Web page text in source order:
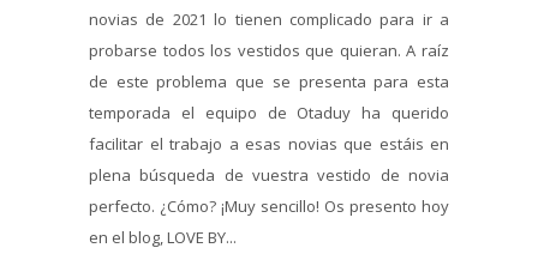
novias de 2021 lo tienen complicado para ir a
probarse todos los vestidos que quieran. A raíz
de este problema que se presenta para esta
temporada el equipo de Otaduy ha querido
facilitar el trabajo a esas novias que estáis en
plena búsqueda de vuestra vestido de novia
perfecto. ¿Cómo? ¡Muy sencillo! Os presento hoy
en el blog, LOVE BY...